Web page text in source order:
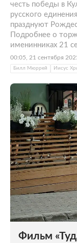
честь победы в
русского
празднуют
Подробнее о
именинниках 21
00:05, 21 сентября
Билл Мюррей Иисус
Фильм